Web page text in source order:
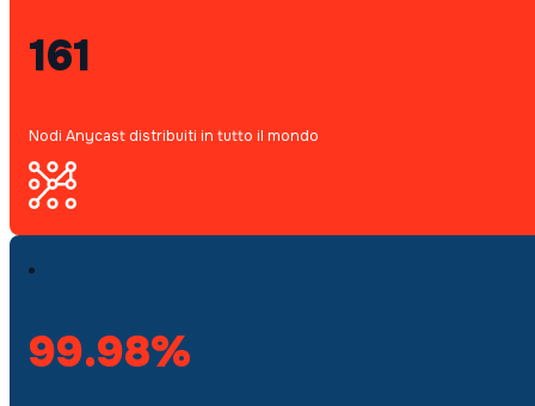
161
Nodi Anycast distribuiti in tutto il mondo
99.98%